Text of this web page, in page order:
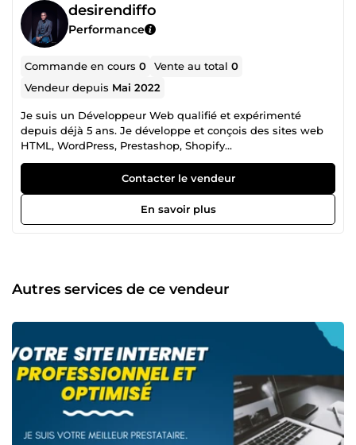
desirendiffo
Performance
Commande en cours0 Vente au total0
Vendeur depuis Mai 2022
Je suis un Développeur Web qualifié et expérimenté
depuis déjà 5 ans. Je développe et conçois des sites web
HTML, WordPress, Prestashop, Shopify...
Contacter le vendeur
En savoir plus
Autres services de ce vendeur